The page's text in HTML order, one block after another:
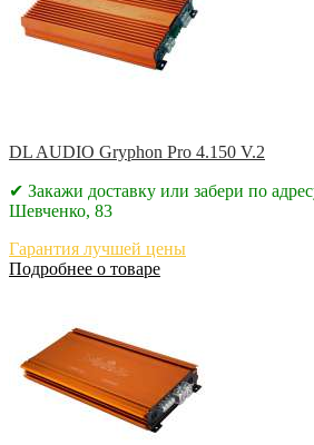
DL AUDIO Gryphon Pro 4.150 V.2
✔ Закажи доставку или забери по
Шевченко, 83
Гарантия лучшей цены
Подробнее о товаре